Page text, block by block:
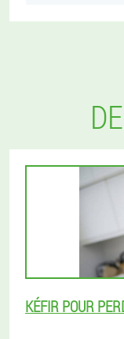
KÉFIR POUR